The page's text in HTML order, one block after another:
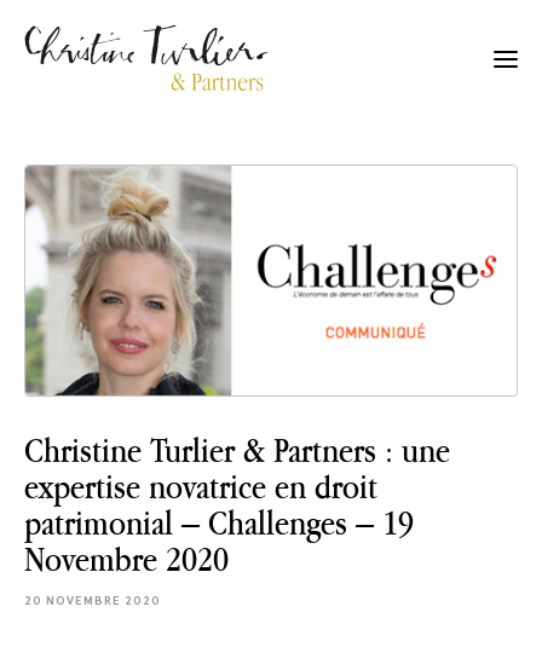
Christine Turlier & Partners : une
expertise novatrice en droit
patrimonial – Challenges – 19
Novembre 2020
20 NOVEMBRE 2020